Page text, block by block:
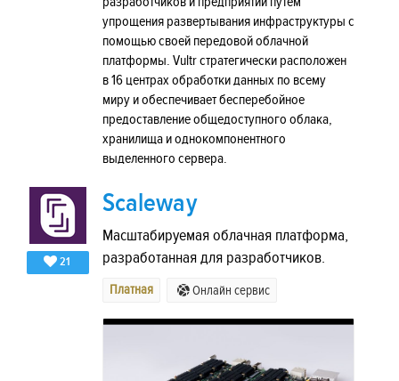
упрощения развертывания инфраструктуры с
помощью своей передовой облачной
платформы. Vultr стратегически расположен
в 16 центрах обработки данных по всему
миру и обеспечивает бесперебойное
предоставление общедоступного облака,
хранилища и однокомпонентного
выделенного сервера.
21
Scaleway
Масштабируемая облачная платформа,
разработанная для разработчиков.
Платная Онлайн сервис